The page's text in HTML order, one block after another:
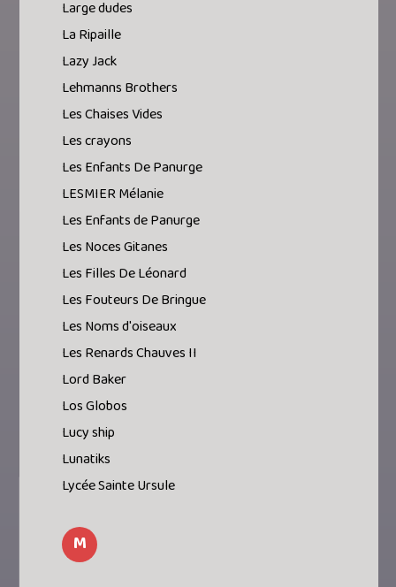
Large dudes
La Ripaille
Lazy Jack
Lehmanns Brothers
Les Chaises Vides
Les crayons
Les Enfants De Panurge
LESMIER Mélanie
Les Enfants de Panurge
Les Noces Gitanes
Les Filles De Léonard
Les Fouteurs De Bringue
Les Noms d'oiseaux
Les Renards Chauves II
Lord Baker
Los Globos
Lucy ship
Lunatiks
Lycée Sainte Ursule
M